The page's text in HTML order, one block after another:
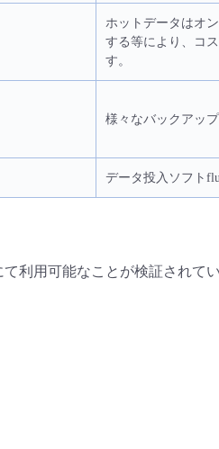
ホットデータはオ
する等により、コ
す。
様々なバックアッ
データ投入ソフト
利用可能なことが検証されて